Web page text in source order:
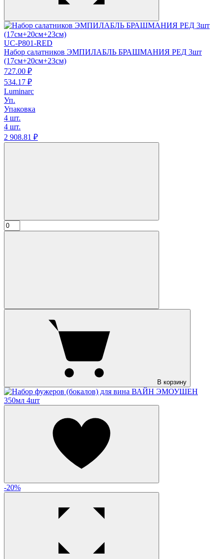
UC-P801-RED
Набор салатников ЭМПИЛАБЛЬ БРАШМАНИЯ РЕД 3шт
(17см+20см+23см)
727.00 ₽
534.17 ₽
Luminarc
Уп.
Упаковка
4 шт.
4 шт.
2 908.81 ₽
В корзину
-20%